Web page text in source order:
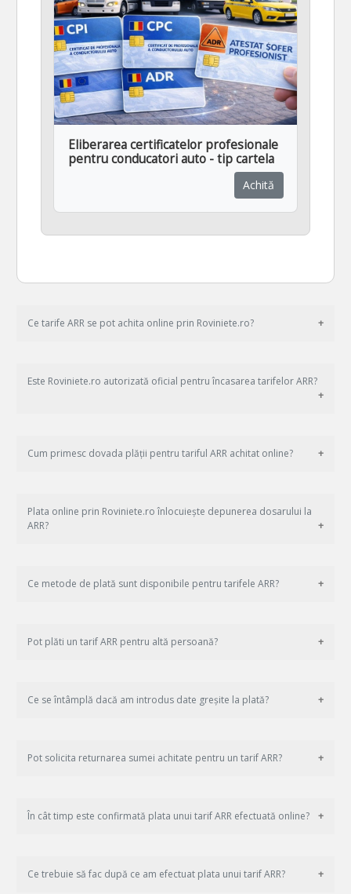
Eliberarea certificatelor profesionale
pentru conducatori auto - tip cartela
Achită
Ce tarife ARR se pot achita online prin Roviniete.ro?
Este Roviniete.ro autorizată oficial pentru încasarea tarifelor ARR?
Cum primesc dovada plății pentru tariful ARR achitat online?
Plata online prin Roviniete.ro înlocuiește depunerea dosarului la
ARR?
Ce metode de plată sunt disponibile pentru tarifele ARR?
Pot plăti un tarif ARR pentru altă persoană?
Ce se întâmplă dacă am introdus date greșite la plată?
Pot solicita returnarea sumei achitate pentru un tarif ARR?
În cât timp este confirmată plata unui tarif ARR efectuată online?
Ce trebuie să fac după ce am efectuat plata unui tarif ARR?